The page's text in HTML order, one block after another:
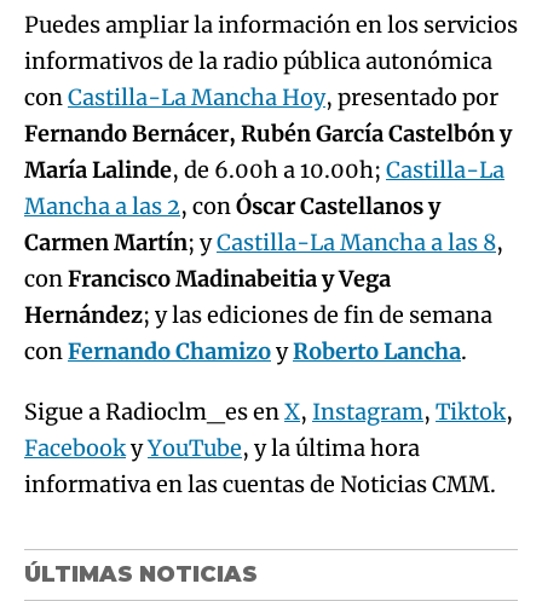
Puedes ampliar la información en los servicios
informativos de la radio pública autonómica
conCastilla-La Mancha Hoy, presentado por
Fernando Bernácer, Rubén García Castelbón y
María Lalinde, de 6.00h a 10.00h; Castilla-La
Mancha a las 2, conÓscar Castellanos y
Carmen Martín; yCastilla-La Mancha a las 8,
conFrancisco Madinabeitia y Vega
Hernández; y las ediciones de fin de semana
conFernando ChamizoyRoberto Lancha.
Sigue a Radioclm_es enX, Instagram, Tiktok,
FacebookyYouTube, y la última hora
informativa en las cuentas de Noticias CMM.
ÚLTIMAS NOTICIAS